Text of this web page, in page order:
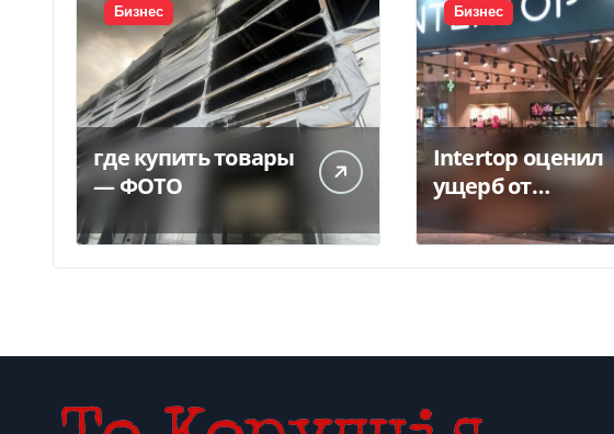
Бизнес
где купить товары
— ФОТО
Бизнес
Intertop оценил
ущерб от
склада в 450 млн
грн